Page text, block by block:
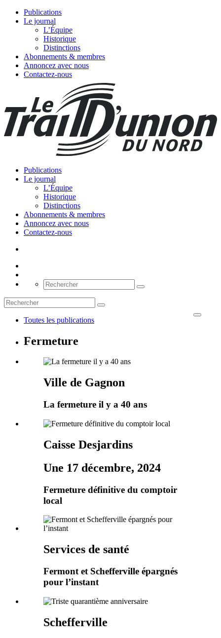
Publications
Le journal
L’Équipe
Historique
Distinctions
Abonnements & membres
Annoncez avec nous
Contactez-nous
Publications
Le journal
L’Équipe
Historique
Distinctions
Abonnements & membres
Annoncez avec nous
Contactez-nous
Toutes les publications
Fermeture
Ville de Gagnon
La fermeture il y a 40 ans
Caisse Desjardins
Une 17 décembre, 2024
Fermeture définitive du comptoir
local
Services de santé
Fermont et Schefferville épargnés
pour l’instant
Schefferville